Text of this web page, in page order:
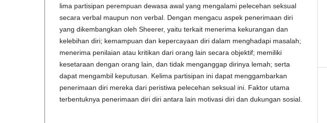
lima partisipan perempuan dewasa awal yang mengalami pelecehan seksual
secara verbal maupun non verbal. Dengan mengacu aspek penerimaan diri
yang dikembangkan oleh Sheerer, yaitu terkait menerima kekurangan dan
kelebihan diri; kemampuan dan kepercayaan diri dalam menghadapi masalah;
menerima penilaian atau kritikan dari orang lain secara objektif; memiliki
kesetaraan dengan orang lain, dan tidak menganggap dirinya lemah; serta
dapat mengambil keputusan. Kelima partisipan ini dapat menggambarkan
penerimaan diri mereka dari peristiwa pelecehan seksual ini. Faktor utama
terbentuknya penerimaan diri diri antara lain motivasi diri dan dukungan sosial.